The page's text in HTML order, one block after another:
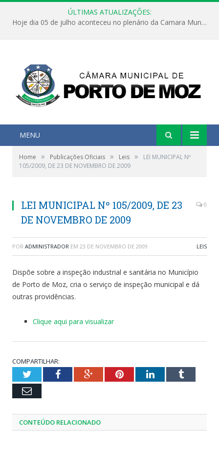
ÚLTIMAS ATUALIZAÇÕES:
Hoje dia 05 de julho aconteceu no plenário da Camara Municipal de Porto de Moz a Sessão Solene de Abertura dos Trabalhos Legislativos 2º Período da 23ª Legislatura
MENU
Home » Publicações Oficiais » Leis »
LEI MUNICIPAL Nº
105/2009, DE 23 DE NOVEMBRO DE 2009
LEI MUNICIPAL Nº 105/2009, DE 23
DE NOVEMBRO DE 2009
0
POR ADMINISTRADOR EM 23 DE NOVEMBRO DE 2009 LEIS
Dispõe sobre a inspeção industrial e sanitária no Município
de Porto de Moz, cria o serviço de inspeção municipal e dá
outras providências.
Clique aqui para visualizar
COMPARTILHAR:
TwitterFacebookGoogle+PinterestLinkedInTumblr
Email
CONTEÚDO RELACIONADO